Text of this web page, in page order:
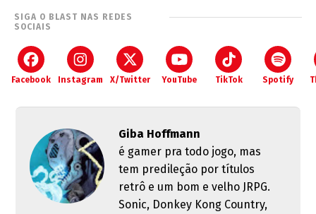
SIGA O BLAST NAS REDES
SOCIAIS
Facebook Instagram X/Twitter YouTube TikTok Spotify
Giba Hoffmann
é gamer pra todo jogo, mas
tem predileção por títulos
retrô e um bom e velho JRPG.
Sonic, Donkey Kong Country,